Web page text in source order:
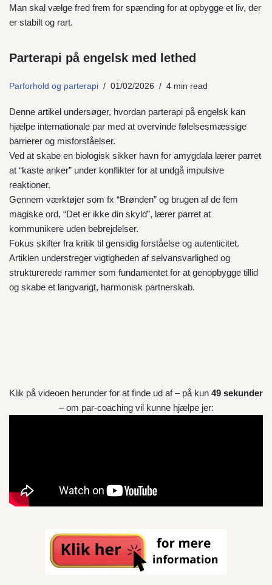
Man skal vælge fred frem for spænding for at opbygge et liv, der
er stabilt og rart.
Parterapi på engelsk med lethed
Parforhold og parterapi 01/02/2026 4 min read
Denne artikel undersøger, hvordan parterapi på engelsk kan
hjælpe internationale par med at overvinde følelsesmæssige
barrierer og misforståelser.
Ved at skabe en biologisk sikker havn for amygdala lærer parret
at “kaste anker” under konflikter for at undgå impulsive
reaktioner.
Gennem værktøjer som fx “Brønden” og brugen af de fem
magiske ord, “Det er ikke din skyld”, lærer parret at
kommunikere uden bebrejdelser.
Fokus skifter fra kritik til gensidig forståelse og autenticitet.
Artiklen understreger vigtigheden af selvansvarlighed og
strukturerede rammer som fundamentet for at genopbygge tillid
og skabe et langvarigt, harmonisk partnerskab.
Klik på videoen herunder for at finde ud af – på kun 49 sekunder
– om par-coaching vil kunne hjælpe jer: